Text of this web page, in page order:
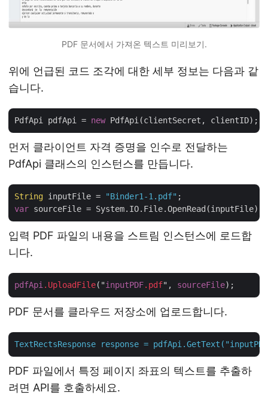
PDF 문서에서 가져온 텍스트 미리보기.
위에 언급된 코드 조각에 대한 세부 정보는 다음과 같
습니다.
PdfApi pdfApi = new
먼저 클라이언트 자격 증명을 인수로 전달하는
PdfApi 클래스의 인스턴스를 만듭니다.
String inputFile = "Binder1-1.pdf"
var
입력 PDF 파일의 내용을 스트림 인스턴스에 로드합
니다.
pdfApi .UploadFile("inputPDF.pdf", sourceFile
PDF 문서를 클라우드 저장소에 업로드합니다.
TextRectsResponse response =
PDF 파일에서 특정 페이지 좌표의 텍스트를 추출하
려면 API를 호출하세요.